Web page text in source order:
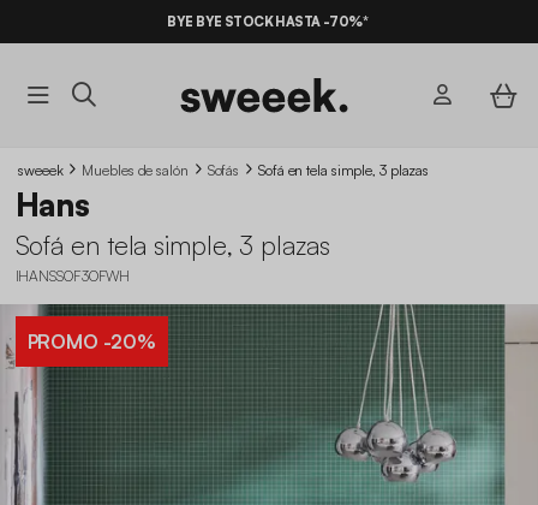
BYE BYE STOCK HASTA -70%*
sweeek Muebles de salón Sofás Sofá en tela simple, 3 plazas
Hans
Sofá en tela simple, 3 plazas
IHANSSOF3OFWH
PROMO -20%